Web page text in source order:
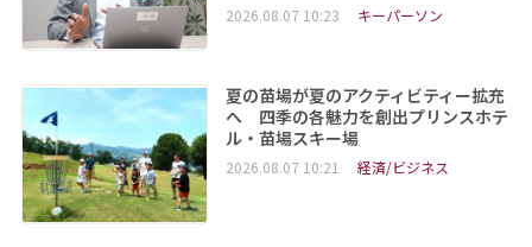
2026.08.07 10:23 キーパーソン
夏の苗場が夏のアクティビティー拡充
へ 四季の各魅力を創出プリンスホテ
ル・苗場スキー場
2026.08.07 10:21 経済/ビジネス